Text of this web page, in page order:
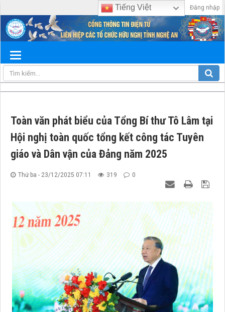
Đăng nhập
Tiếng Việt
Toàn văn phát biểu của Tổng Bí thư Tô Lâm tại
Hội nghị toàn quốc tổng kết công tác Tuyên
giáo và Dân vận của Đảng năm 2025
Thứ ba - 23/12/2025 07:11 319 0